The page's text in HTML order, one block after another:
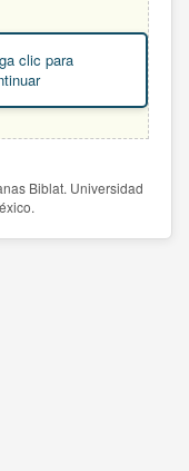
clic para
Biblat. Universidad